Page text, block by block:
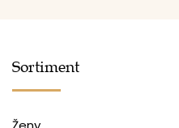
Sortiment